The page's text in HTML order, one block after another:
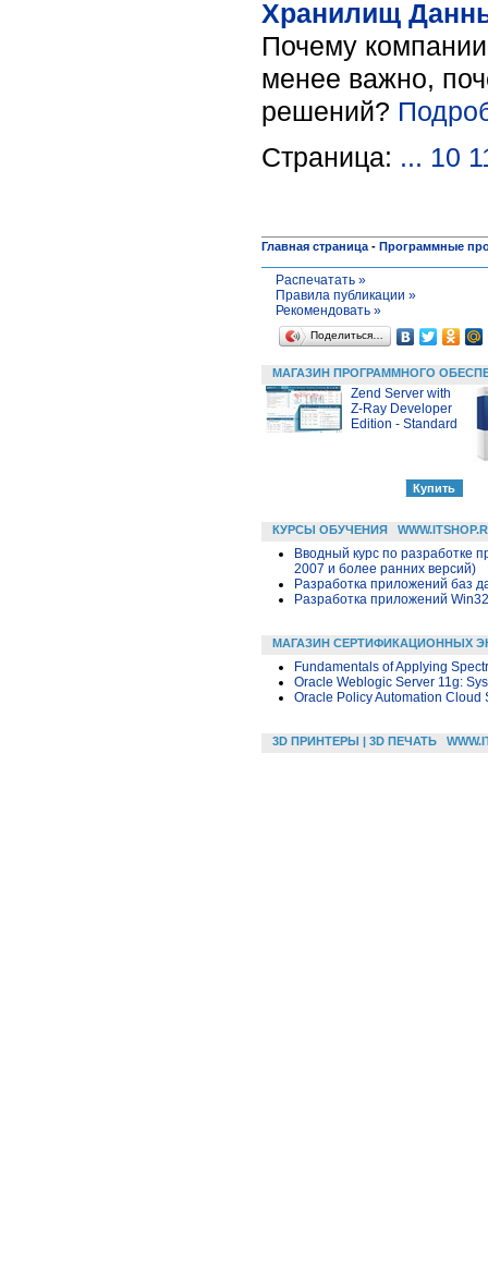
Хранилищ
Почему
менее важно,
решений?
Страница: ... 10
Главная страница - Программные
Распечатать »
Правила публикации »
Рекомендовать »
Поделиться…
МАГАЗИН ПРОГРАММНОГО
Zend Server with
Z-Ray Developer
Edition - Standard
КУРСЫ ОБУЧЕНИЯ
Вводный курс по разработке
2007 и более ранних версий)
Разработка приложений баз
Разработка приложений
МАГАЗИН СЕРТИФИКАЦИОННЫХ
Fundamentals of Applying
Oracle Weblogic Server 11g:
Oracle Policy Automation
3D ПРИНТЕРЫ | 3D ПЕЧАТЬ